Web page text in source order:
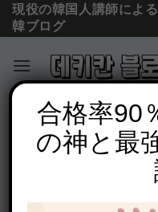
Skip
content
現役の韓国人講師によ
韓ブログ
単語の意味と使い方
「ダンス、踊り
何？댄스, 춤, 안
合格率90
の神と最